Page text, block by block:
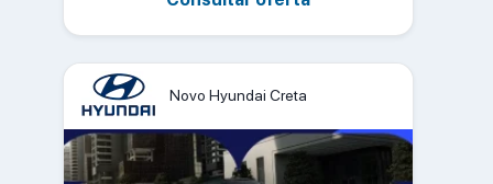
Novo Hyundai Creta